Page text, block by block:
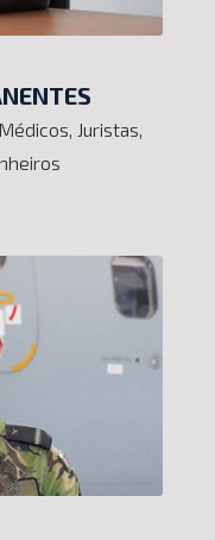
Juristas,